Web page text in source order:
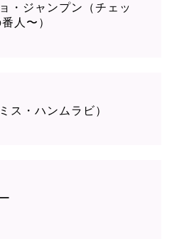
・ジャンプン（チェッ
人〜）
ス・ハンムラビ）